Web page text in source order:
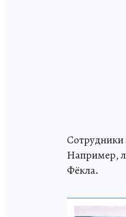
Сотрудники
Например,
Фёкла.